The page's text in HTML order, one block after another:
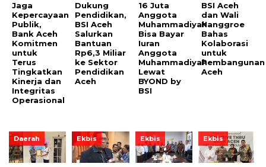
Jaga
Kepercayaan
Publik,
Bank Aceh
Komitmen
untuk
Terus
Tingkatkan
Kinerja dan
Integritas
Operasional
Dukung
Pendidikan,
BSI Aceh
Salurkan
Bantuan
Rp6,3 Miliar
ke Sektor
Pendidikan
Aceh
16 Juta
Anggota
Muhammadiyah
Bisa Bayar
Iuran
Anggota
Muhammadiyah
Lewat
BYOND by
BSI
BSI Aceh
dan Wali
Nanggroe
Bahas
Kolaborasi
untuk
Pembangunan
Aceh
Daerah Ekbis Ekbis Ekbis